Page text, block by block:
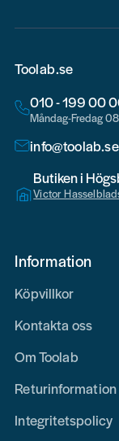
Toolab.se
010 - 199 00
Måndag-Fredag
info@toolab.se
Butiken i
Victor
Information
Köpvillkor
Kontakta oss
Om Toolab
Returinformation
Integritetspolicy